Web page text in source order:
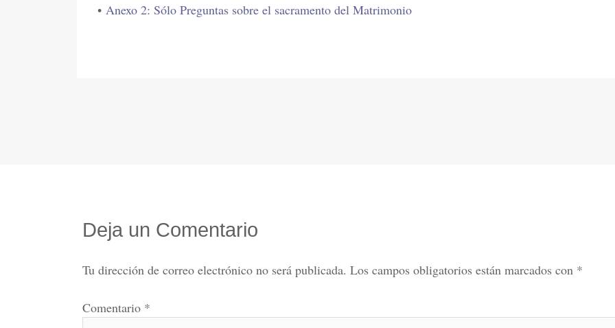
• Anexo 2: Sólo Preguntas sobre el sacramento del Matrimonio
Deja un Comentario
Tu dirección de correo electrónico no será publicada. Los campos obligatorios están marcados con *
Comentario *